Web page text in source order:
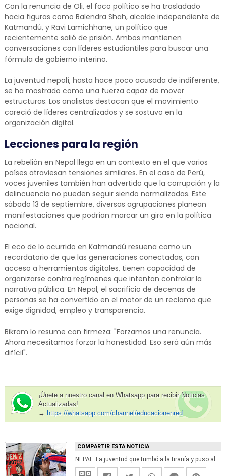
Con la renuncia de Oli, el foco político se ha trasladado
hacia figuras como Balendra Shah, alcalde independiente de
Katmandú, y Ravi Lamichhane, un político que
recientemente salió de prisión. Ambos mantienen
conversaciones con líderes estudiantiles para buscar una
fórmula de gobierno interino.
La juventud nepalí, hasta hace poco acusada de indiferente,
se ha mostrado como una fuerza capaz de mover
estructuras. Los analistas destacan que el movimiento
careció de líderes centralizados y se sostuvo en la
organización digital.
Lecciones para la región
La rebelión en Nepal llega en un contexto en el que varios
países atraviesan tensiones similares. En el caso de Perú,
voces juveniles también han advertido que la corrupción y la
delincuencia no pueden seguir siendo normalizadas. Este
sábado 13 de septiembre, diversas agrupaciones planean
manifestaciones que podrían marcar un giro en la política
nacional.
El eco de lo ocurrido en Katmandú resuena como un
recordatorio de que las generaciones conectadas, con
acceso a herramientas digitales, tienen capacidad de
organizarse contra regímenes que intentan controlar la
narrativa pública. En Nepal, el sacrificio de decenas de
personas se ha convertido en el motor de un reclamo que
exige dignidad, empleo y transparencia.
Bikram lo resume con firmeza: "Forzamos una renuncia.
Ahora necesitamos forzar la honestidad. Eso será aún más
difícil".
¡Únete a nuestro canal en Whatsapp para recibir Noticias
Actualizadas!
→ https://whatsapp.com/channel/educacionenred
COMPARTIR ESTA NOTICIA